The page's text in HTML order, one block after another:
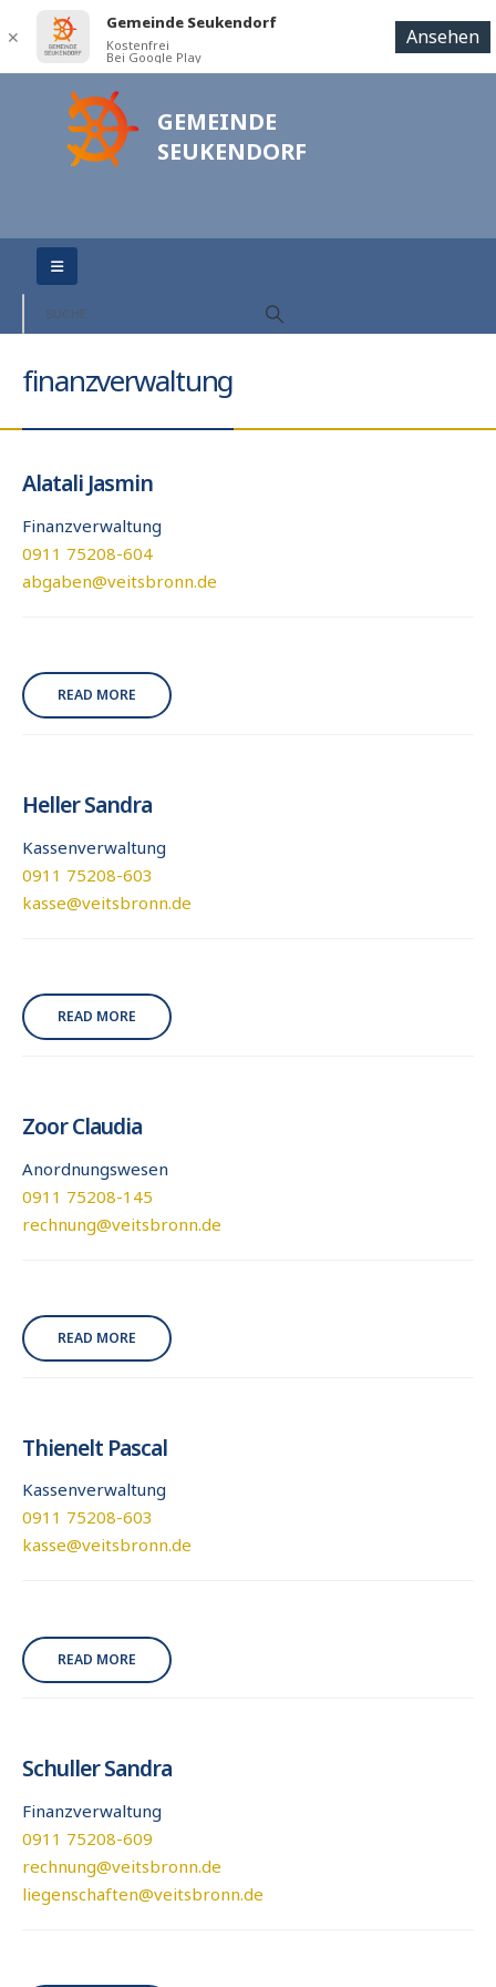
GEMEINDE
SEUKENDORF
finanzverwaltung
Alatali Jasmin
Finanzverwaltung
0911 75208-604
abgaben@veitsbronn.de
READ MORE
Heller Sandra
Kassenverwaltung
0911 75208-603
kasse@veitsbronn.de
READ MORE
Zoor Claudia
Anordnungswesen
0911 75208-145
rechnung@veitsbronn.de
READ MORE
Thienelt Pascal
Kassenverwaltung
0911 75208-603
kasse@veitsbronn.de
READ MORE
Schuller Sandra
Finanzverwaltung
0911 75208-609
rechnung@veitsbronn.de
liegenschaften@veitsbronn.de
✕
Gemeinde Seukendorf
Kostenfrei
Bei Google Play
Ansehen